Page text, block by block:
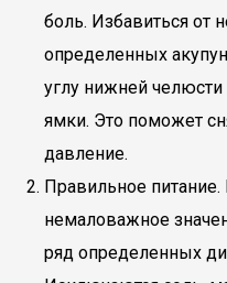
боль. Избавиться от
определенных
углу нижней
ямки. Это поможет
давление.
Правильное
немаловажное
ряд определенных